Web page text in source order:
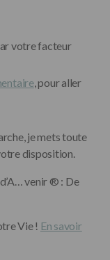
votre facteur
, pour aller
je mets toute
disposition.
venir ® : De
Vie ! En savoir